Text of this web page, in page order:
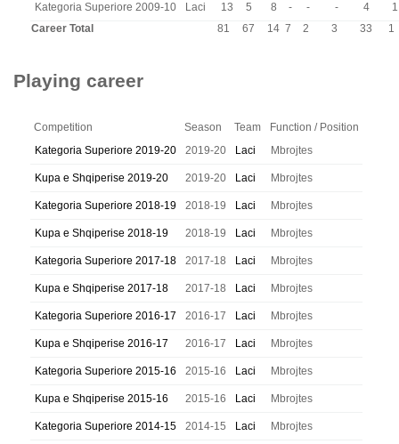
Kategoria Superiore 2009-10 Laci 13 5 8 - - - 4
1
Career Total
81 67 14 7 2 3 33 1
Playing career
Competition Season Team
Function / Position
Kategoria Superiore 2019-20
2019-20 Laci Mbrojtes
Kupa e Shqiperise 2019-20 2019-20 Laci Mbrojtes
Kategoria Superiore 2018-19 2018-19 Laci Mbrojtes
Kupa e Shqiperise 2018-19 2018-19 Laci Mbrojtes
Kategoria Superiore 2017-18 2017-18 Laci Mbrojtes
Kupa e Shqiperise 2017-18 2017-18 Laci Mbrojtes
Kategoria Superiore 2016-17 2016-17 Laci Mbrojtes
Kupa e Shqiperise 2016-17 2016-17 Laci Mbrojtes
Kategoria Superiore 2015-16 2015-16 Laci Mbrojtes
Kupa e Shqiperise 2015-16 2015-16 Laci Mbrojtes
Kategoria Superiore 2014-15 2014-15 Laci Mbrojtes